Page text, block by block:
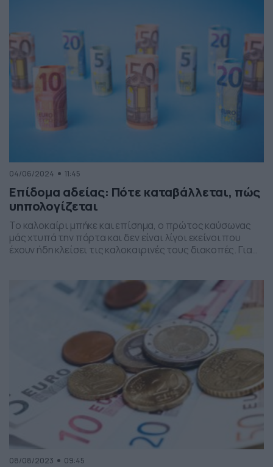
εφαρμογής που έχει δημιουργήσει το ΚΕ.Π.Ε.Α. […]
04/06/2024 11:45
Επίδομα αδείας: Πότε καταβάλλεται, πώς
υηπολογίζεται
Το καλοκαίρι μπήκε και επίσημα, ο πρώτος καύσωνας
μάς χτυπά την πόρτα και δεν είναι λίγοι εκείνοι που
έχουν ήδη κλείσει τις καλοκαιρινές τους διακοπές. Για
χρόνια, με μία σημαντική διαφορά. Ότι είναι αυξημένο
08/08/2023 09:45